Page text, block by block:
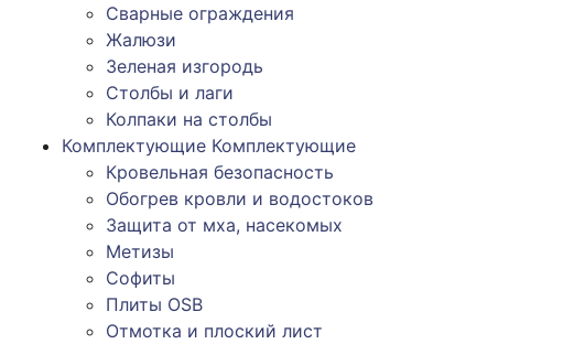
Сварные ограждения
Жалюзи
Зеленая изгородь
Столбы и лаги
Колпаки на столбы
Комплектующие Комплектующие
Кровельная безопасность
Обогрев кровли и водостоков
Защита от мха, насекомых
Метизы
Софиты
Плиты OSB
Отмотка и плоский лист